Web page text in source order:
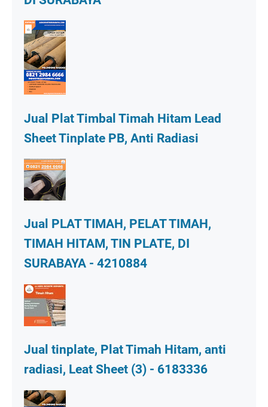
Jual Plat Timbal Timah Hitam Lead
Sheet Tinplate PB, Anti Radiasi
Jual PLAT TIMAH, PELAT TIMAH,
TIMAH HITAM, TIN PLATE, DI
SURABAYA - 4210884
Jual tinplate, Plat Timah Hitam, anti
radiasi, Leat Sheet (3) - 6183336